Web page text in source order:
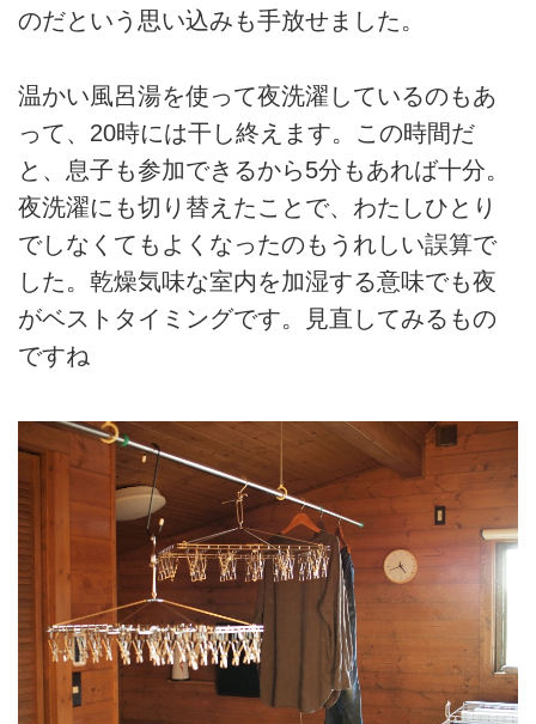
のだという思い込みも手放せました。
温かい風呂湯を使って夜洗濯しているのもあ
って、20時には干し終えます。この時間だ
と、息子も参加できるから5分もあれば十分。
夜洗濯にも切り替えたことで、わたしひとり
でしなくてもよくなったのもうれしい誤算で
した。乾燥気味な室内を加湿する意味でも夜
がベストタイミングです。見直してみるもの
ですね